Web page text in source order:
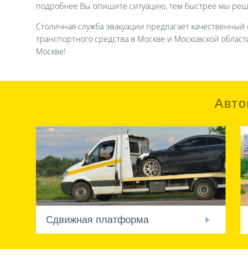
подробнее Вы опишите ситуацию, тем быстрее мы
Столичная служба эвакуации предлагает
транспортного средства в Москве и Московской
Москве!
Сдвижная платформа